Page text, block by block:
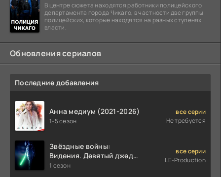
В центре сюжета находятся работники полицейского
департамента города Чикаго, в частности две группы
полицейских, которые находятся на разных ступенях
власти.
Обновления сериалов
Последние добавления
Анна медиум (2021-2026)
1-5 сезон
все серии
Не требуется
Звёздные войны:
Видения. Девятый джедай
(2026)
1 сезон
все серии
LE-Production